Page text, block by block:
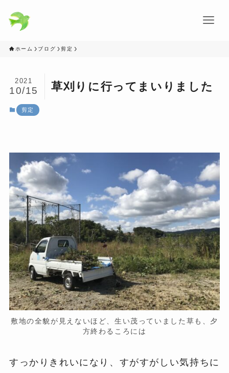
ホーム ブログ 剪定
草刈りに行ってまいりました
2021
10/15
剪定
敷地の全貌が見えないほど、生い茂っていました草も、夕
方終わるころには
すっかりきれいになり、すがすがしい気持ちに